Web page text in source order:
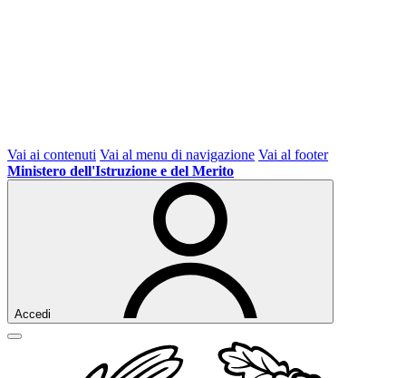
Vai ai contenuti Vai al menu di navigazione Vai al footer
Ministero dell'Istruzione e del Merito
Accedi